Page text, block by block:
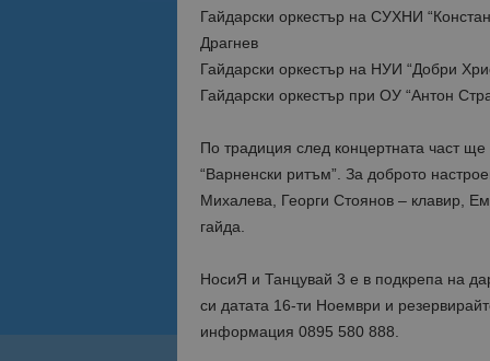
Гайдарски оркестър на СУХНИ
Драгнев
Гайдарски оркестър на НУИ “Добри
Гайдарски оркестър при ОУ “Антон
По традиция след концертната част
“Варненски ритъм”. За доброто
Михалева, Георги Стоянов – клавир,
гайда.
НосиЯ и Танцувай 3 е в подкрепа на
си датата 16-ти Ноември и
информация 0895 580 888.